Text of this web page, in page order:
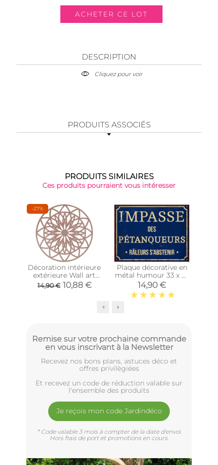
DESCRIPTION
Cliquez pour voir
PRODUITS ASSOCIÉS
PRODUITS SIMILAIRES
Ces produits pourraient vous intéresser
-27%
Décoration intérieure
extérieure Wall art
Fairytale 40 cm
(Rose)
14,90 € 10,88 €
Plaque décorative en
métal humour 33 x 25
cm (Impasse des
pétanqueurs)
14,90 €
Remise sur votre prochaine commande
en vous inscrivant à la Newsletter
Recevez nos bons plans, astuces déco et
offres privilègiées
Et recevez un code de réduction valable sur
l'ensemble des produits
Je reçois mon code Jardindéco
* Code valable 3 mois à compter de la date d'envoi.
Hors frais de port et promotions en cours.